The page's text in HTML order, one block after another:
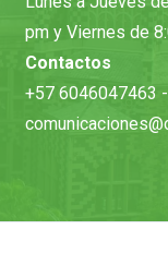
pm y Viernes de
Contactos
+57 6046047463